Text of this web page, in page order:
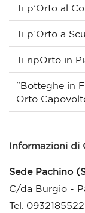
Ti p’Orto al
Ti p’Orto a
Ti ripOrto in
“Botteghe in
Orto
Informazioni di
Sede Pachino
C/da Burgio -
Tel.